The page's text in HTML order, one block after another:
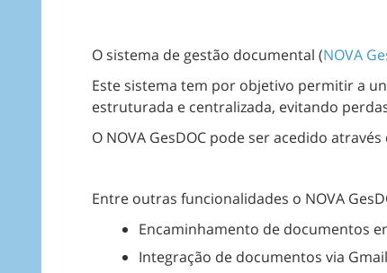
O sistema de gestão documental (NOVA
Este sistema tem por objetivo permitir a
estruturada e centralizada, evitando
O NOVA GesDOC pode ser acedido
Entre outras funcionalidades o NOVA
Encaminhamento de documentos
Integração de documentos via